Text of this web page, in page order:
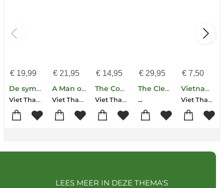
€19,99
De sympathisant
Viet Thanh Nguyen
€21,95
A Man of Two Faces
Viet Thanh Nguyen
€ 14,95
The Committed
Viet Thanh Nguyen
€ 29,95
The Cleaving
...
€ 7,50
Vietnamees in Parijs
Viet Thanh Nguyen
LEES MEER IN DEZE THEMA'S